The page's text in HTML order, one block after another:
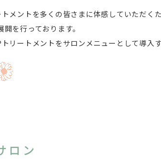
トメントを多くの皆さまに体感していただく
を行っております。
トリートメントをサロンメニューとして導入
ロン